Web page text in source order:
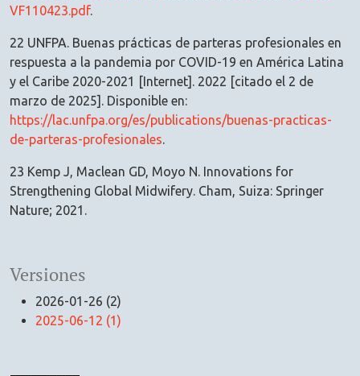
Versiones
2026-01-26 (2)
2025-06-12 (1)
VF110423.pdf.
22 UNFPA. Buenas prácticas de parteras profesionales en
respuesta a la pandemia por COVID-19 en América Latina
y el Caribe 2020-2021 [Internet]. 2022 [citado el 2 de
marzo de 2025]. Disponible en:
https://lac.unfpa.org/es/publications/buenas-practicas-
de-parteras-profesionales.
23 Kemp J, Maclean GD, Moyo N. Innovations for
Strengthening Global Midwifery. Cham, Suiza: Springer
Nature; 2021.